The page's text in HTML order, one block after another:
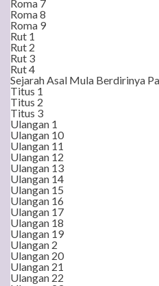
Roma 7
Roma 8
Roma 9
Rut 1
Rut 2
Rut 3
Rut 4
Sejarah Asal Mula Berdirinya
Titus 1
Titus 2
Titus 3
Ulangan 1
Ulangan 10
Ulangan 11
Ulangan 12
Ulangan 13
Ulangan 14
Ulangan 15
Ulangan 16
Ulangan 17
Ulangan 18
Ulangan 19
Ulangan 2
Ulangan 20
Ulangan 21
Ulangan 22